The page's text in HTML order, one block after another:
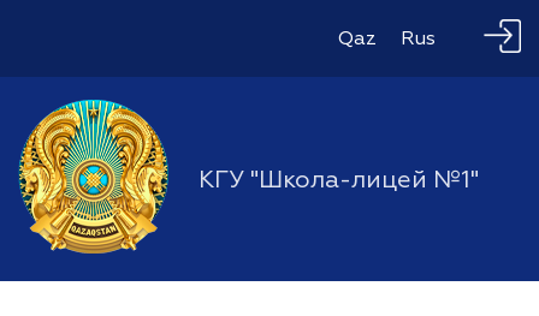
Qaz Rus
КГУ "Школа-лицей №1"